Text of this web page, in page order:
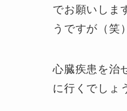
でお願いしま
うですが（笑）
心臓疾患を治
に行くでしょ